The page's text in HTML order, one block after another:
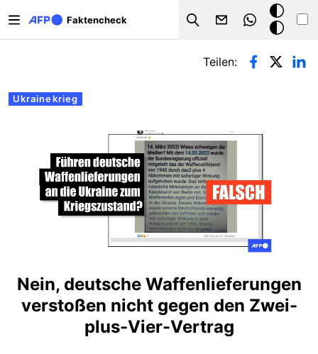
Faktencheck
Search
Dark
Mode
Primäre Reiter
Ukrainekrieg
Teilen:
Nein, deutsche Waffenlieferungen
verstoßen nicht gegen den Zwei-
plus-Vier-Vertrag